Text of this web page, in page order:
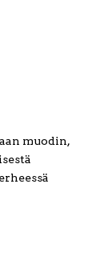
muodin,